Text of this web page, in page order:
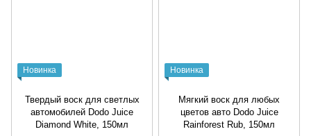
Новинка
Твердый воск для светлых
автомобилей Dodo Juice
Diamond White, 150мл
Новинка
Мягкий воск для любых
цветов авто Dodo Juice
Rainforest Rub, 150мл